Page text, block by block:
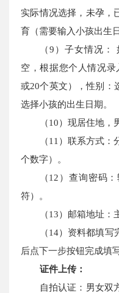
实际情况选择，未孕，
育（需要输入小孩出生
（9）子女情况
空，根据您个人情况
或20个英文），性别：
选择小孩的出生日期。
（10）现居住地
（11）联系方式
个数字）。
（12）查询密码
符）。
（13）邮箱地址：
（14）资料都填
后点下一步按钮完成填写
证件上传：
自拍认证：男女双